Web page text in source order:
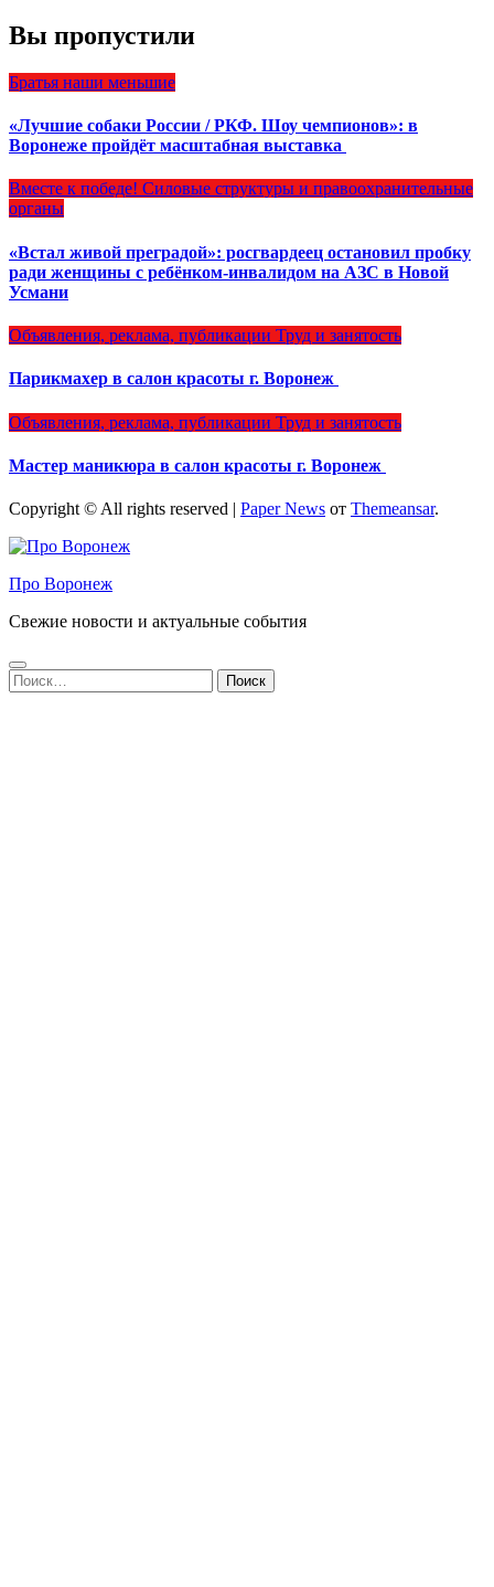
Вы пропустили
Братья наши меньшие
«Лучшие собаки России / РКФ. Шоу чемпионов»: в
Воронеже пройдёт масштабная выставка
Вместе к победе! Силовые структуры и правоохранительные
органы
«Встал живой преградой»: росгвардеец остановил пробку
ради женщины с ребёнком-инвалидом на АЗС в Новой
Усмани
Объявления, реклама, публикации Труд и занятость
Парикмахер в салон красоты г. Воронеж
Объявления, реклама, публикации Труд и занятость
Мастер маникюра в салон красоты г. Воронеж
Copyright © All rights reserved | Paper News от Themeansar.
Про Воронеж
Свежие новости и актуальные события
Найти: